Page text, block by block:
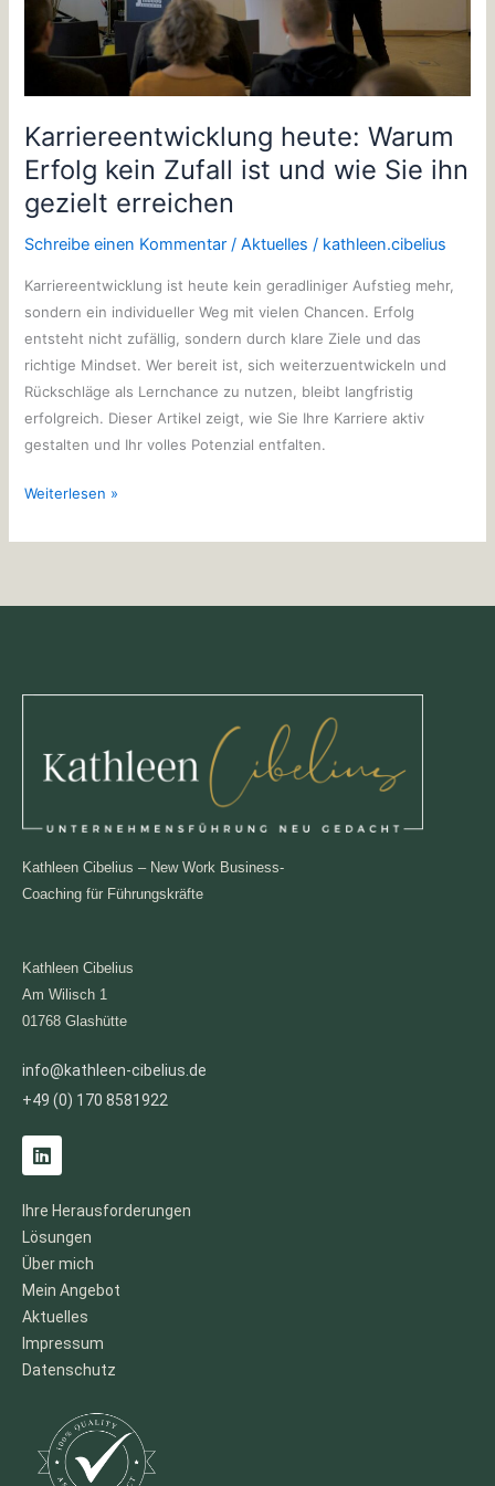
Karriereentwicklung heute: Warum
Erfolg kein Zufall ist und wie Sie ihn
gezielt erreichen
Schreibe einen Kommentar /Aktuelles / kathleen.cibelius
Karriereentwicklung ist heute kein geradliniger Aufstieg mehr,
sondern ein individueller Weg mit vielen Chancen. Erfolg
entsteht nicht zufällig, sondern durch klare Ziele und das
richtige Mindset. Wer bereit ist, sich weiterzuentwickeln und
Rückschläge als Lernchance zu nutzen, bleibt langfristig
erfolgreich. Dieser Artikel zeigt, wie Sie Ihre Karriere aktiv
gestalten und Ihr volles Potenzial entfalten.
wie
Sie
erreichen
Weiterlesen »
Kathleen Cibelius – New Work Business-
Coaching für Führungskräfte
Kathleen Cibelius
Am Wilisch 1
01768 Glashütte
info@kathleen-cibelius.de
+49 (0) 170 8581922
L
i
k
e
d
i
n
Ihre Herausforderungen
Lösungen
Über mich
Mein Angebot
Aktuelles
Impressum
Datenschutz